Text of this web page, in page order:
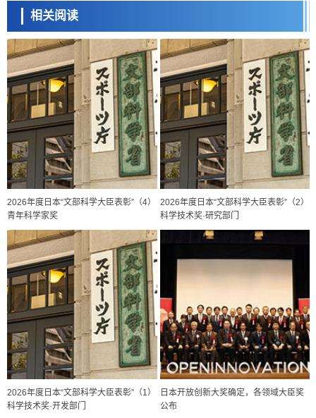
相关阅读
2026年度日本“文部科学大臣表彰”（4）
青年科学家奖
2026年度日本“文部科学大臣表彰”（2）
科学技术奖·研究部门
2026年度日本“文部科学大臣表彰”（1）
科学技术奖·开发部门
日本开放创新大奖确定，各领域大臣奖
公布
政策
日本科研费增设国际共同研究强化新类别，促进青年研究人员赴海外开
展研究
科学研究
京都大学高效生成光的构成单元“光子”，可应用于量子计算机